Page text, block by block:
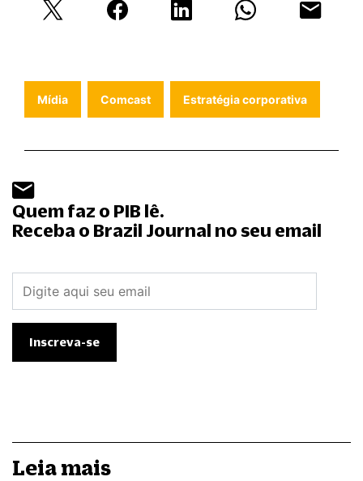
Mídia Comcast Estratégia corporativa
Quem faz o PIB lê.
Receba o Brazil Journal no seu email
Leia mais